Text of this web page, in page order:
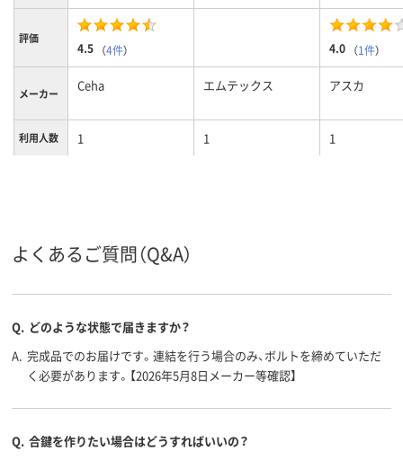
評価
4.5 （4件） 4.0 （1件）
メーカー Ceha エムテックス アスカ
利用人数 1 1 1
質量 6.9kg
よくあるご質問（Q&A）
Q. どのような状態で届きますか？
A. 完成品でのお届けです。連結を行う場合のみ、ボルトを締めていただ
く必要があります。【2026年5月8日メーカー等確認】
Q. 合鍵を作りたい場合はどうすればいいの？